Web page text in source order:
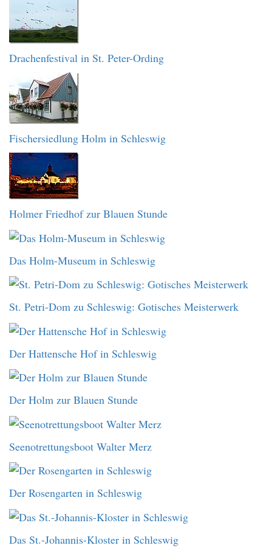
Drachenfestival in St. Peter-Ording
Fischersiedlung Holm in Schleswig
Holmer Friedhof zur Blauen Stunde
Das Holm-Museum in Schleswig
St. Petri-Dom zu Schleswig: Gotisches Meisterwerk
Der Hattensche Hof in Schleswig
Der Holm zur Blauen Stunde
Seenotrettungsboot Walter Merz
Der Rosengarten in Schleswig
Das St.-Johannis-Kloster in Schleswig